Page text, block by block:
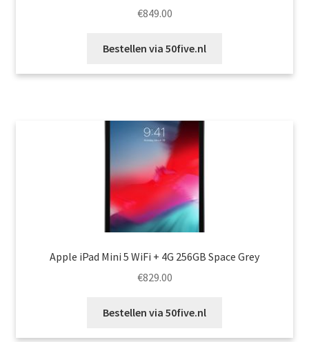
€849.00
Bestellen via 50five.nl
Apple iPad Mini 5 WiFi + 4G 256GB Space Grey
€829.00
Bestellen via 50five.nl